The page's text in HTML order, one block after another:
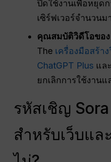
ปิดใช้งานเพื่อหยุด
เซิร์ฟเวอร์จำนวนม
คุณสมบัติวิดีโอของ
The เครื่องมือสร้า
ChatGPT Plus แล
ยกเลิกการใช้งานแ
รหัสเชิญ
สำหรับเว็บแล